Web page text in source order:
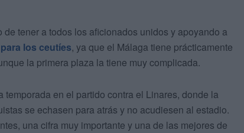
tener a todos los aficionados unidos y apoyando a
los ceutíes, ya que el Málaga tiene prácticamente
la primera plaza la tiene muy complicada.
en el partido contra el Linares, donde la
se echasen para atrás y no acudiesen al estadio.
una cifra muy importante y una de las mejores de